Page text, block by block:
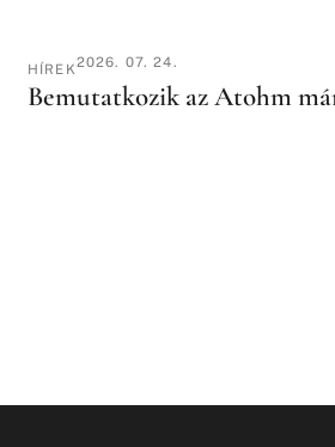
HÍREK2026. 07. 24.
Bemutatkozik az Atohm